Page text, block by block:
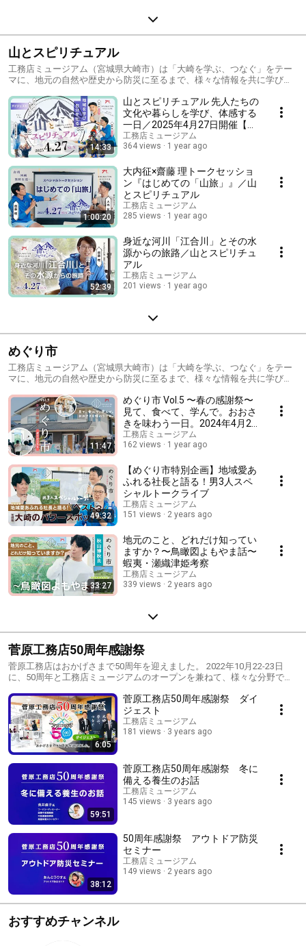
山とスピリチュアル
工務店ミュージアム（宮城県大崎市）は「大崎を学ぶ、つなぐ」をテー
マに、地元の自然や歴史から防災に至るまで、様々な情報を共に学びな
な場として誕生しました。 菅原工務店では、新イベント「山とスピリチ
ュアル」を開催する運びとなりました。 先人たちが大切にしてきた見え
ない世界への精神性を感じたり、「スピリチュアル・占い」を通じて自
己を深く探求し、この土地で安心して生活するための気づきが得られる
場を目指します。
14:33
山とスピリチュアル 先人たちの
文化や暮らしを学び、体感する
一日／2025年4月27日開催【ダ
イジェスト】
工務店ミュージアム
364 views
1 year ago
1:00:20
大内征×齋藤 理トークセッショ
ン『はじめての「山旅」』／山
とスピリチュアル
工務店ミュージアム
285 views
1 year ago
52:39
身近な河川「江合川」とその水
源からの旅路／山とスピリチュ
アル
工務店ミュージアム
201 views
1 year ago
めぐり市
工務店ミュージアム（宮城県大崎市）は「大崎を学ぶ、つなぐ」をテー
マに、地元の自然や歴史から防災に至るまで、様々な情報を共に学びな
な場として誕生しました。 めぐり市はそんな場づくりを象徴するイベン
トのひとつで、大崎で活躍する作家さんや農家さんをメンバーとする
「おおさきめぐり舎」が年２回開催しています。
11:47
めぐり市 Vol.5 〜春の感謝祭〜
見て、食べて、学んで。おおさ
きを味わう一日。2024年4月21
日開催【ダイジェスト】
工務店ミュージアム
162 views
1 year ago
49:32
【めぐり市特別企画】地域愛あ
ふれる社長と語る！男3人スペ
シャルトークライブ
工務店ミュージアム
151 views
2 years ago
33:27
地元のこと、どれだけ知ってい
ますか？〜鳥瞰図よもやま話〜
蝦夷・瀬織津姫考察
工務店ミュージアム
339 views
2 years ago
菅原工務店50周年感謝祭
菅原工務店はおかげさまで50周年を迎えました。 2022年10月22-23日
に、50周年と工務店ミュージアムのオープンを兼ねて、様々な分野で活
のイベントの一部をご紹介いたします。
6:05
菅原工務店50周年感謝祭 ダイ
ジェスト
工務店ミュージアム
181 views
3 years ago
59:51
菅原工務店50周年感謝祭 冬に
備える養生のお話
工務店ミュージアム
145 views
3 years ago
38:12
50周年感謝祭 アウトドア防災
セミナー
工務店ミュージアム
149 views
2 years ago
おすすめチャンネル